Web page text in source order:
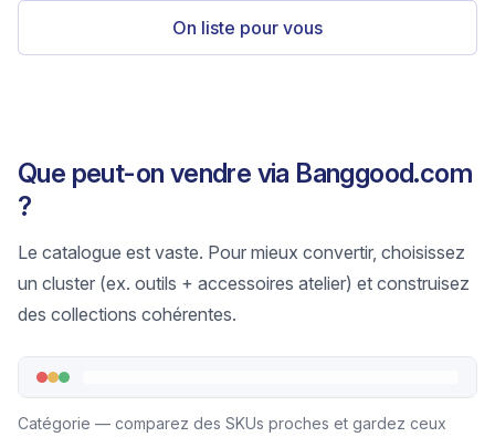
On liste pour vous
Que peut-on vendre via Banggood.com
?
Le catalogue est vaste. Pour mieux convertir, choisissez
un cluster (ex. outils + accessoires atelier) et construisez
des collections cohérentes.
Catégorie — comparez des SKUs proches et gardez ceux